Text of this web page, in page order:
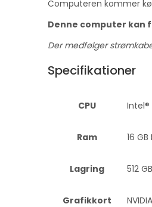
Computeren kommer
Denne computer kan
Der medfølger
Specifikationer
CPU Intel®
Ram 16 GB
Lagring 512
Grafikkort